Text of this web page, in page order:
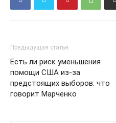
Предыдущая статья
Есть ли риск уменьшения
помощи США из-за
предстоящих выборов: что
говорит Марченко